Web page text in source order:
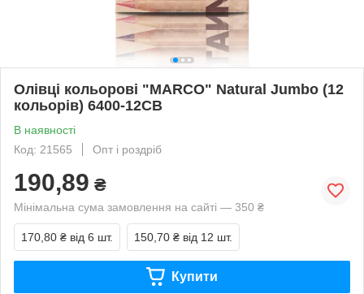
Олівці кольорові "MARCO" Natural Jumbo (12
кольорів) 6400-12CB
В наявності
Код: 21565
Опт і роздріб
190,89 ₴
Мінімальна сума замовлення на сайті — 350 ₴
170,80 ₴ від 6 шт. 150,70 ₴ від 12 шт.
Купити